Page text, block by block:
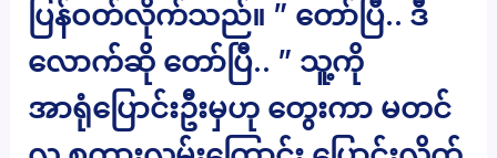
ပြန်ဝတ်လိုက်သည်။ ” တော်ပြီ.. ဒီ
လောက်ဆို တော်ပြီ.. ” သူ့ကို
အာရုံပြောင်းဦးမှဟု တွေးကာ မတင်